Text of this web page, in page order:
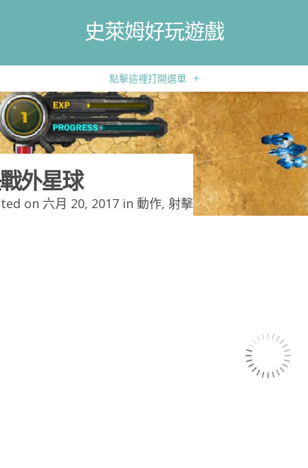
史萊姆好玩遊戲
點擊這裡打開選單 +
外星球
on 六月 20, 2017 in 動作, 射擊